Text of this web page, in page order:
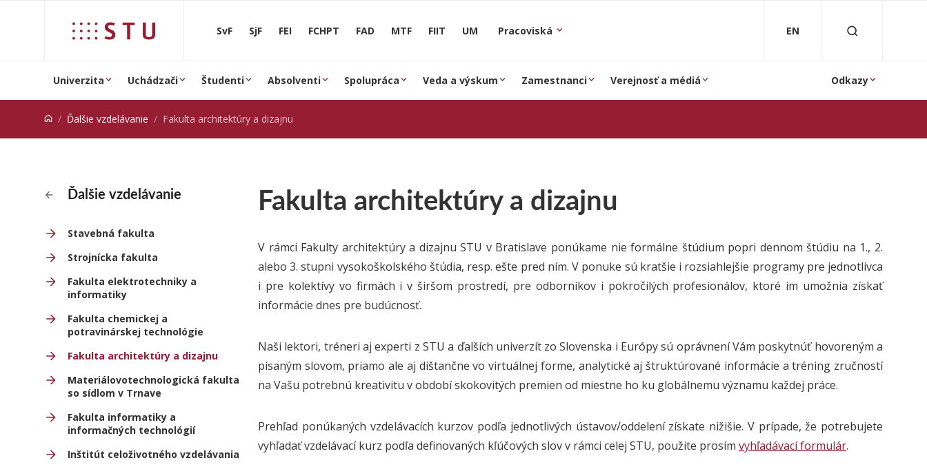
SvF SjF FEI FCHPT FAD MTF FIIT UM Pracoviská EN
Univerzita Uchádzači Študenti Absolventi Spolupráca Veda a výskum Zamestnanci Verejnosť a médiá Odkazy
Ďalšie vzdelávanie Fakulta architektúry a dizajnu
Ďalšie vzdelávanie
Stavebná fakulta
Strojnícka fakulta
Fakulta elektrotechniky a
informatiky
Fakulta chemickej a
potravinárskej technológie
Fakulta architektúry a dizajnu
Materiálovotechnologická fakulta
so sídlom v Trnave
Fakulta informatiky a
informačných technológií
Inštitút celoživotného vzdelávania
Fakulta architektúry a dizajnu
V rámci Fakulty architektúry a dizajnu STU v Bratislave ponúkame nie formálne štúdium popri dennom štúdiu na 1., 2.
alebo 3. stupni vysokoškolského štúdia, resp. ešte pred ním. V ponuke sú kratšie i rozsiahlejšie programy pre jednotlivca
i pre kolektívy vo firmách i v širšom prostredí, pre odborníkov i pokročilých profesionálov, ktoré im umožnia získať
informácie dnes pre budúcnosť.
Naši lektori, tréneri aj experti z STU a ďalších univerzít zo Slovenska i Európy sú oprávnení Vám poskytnúť hovoreným a
písaným slovom, priamo ale aj dištančne vo virtuálnej forme, analytické aj štruktúrované informácie a tréning zručností
na Vašu potrebnú kreativitu v období skokovitých premien od miestne ho ku globálnemu významu každej práce.
Prehľad ponúkaných vzdelávacích kurzov podľa jednotlivých ústavov/oddelení získate nižišie. V prípade, že potrebujete
vyhľadať vzdelávací kurz podľa definovaných kľúčových slov v rámci celej STU, použite prosím vyhľadávací formulár.